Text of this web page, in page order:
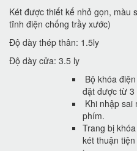
Két được thiết kế nhỏ gọn, màu
tĩnh điện chống trầy xước)
Độ dày thép thân: 1.5ly
Độ dày cửa: 3.5 ly
Bộ khóa
đặt được từ 3
Khi nhập sai
phím.
Trang bị
két thuận